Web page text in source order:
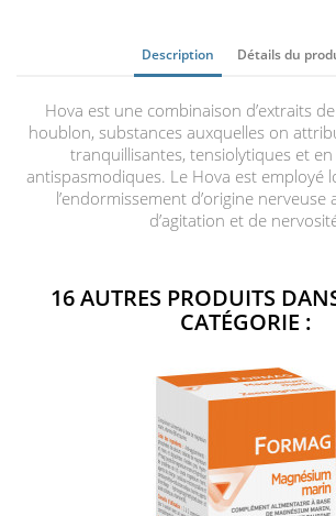
Description Détails du
Hova est une combinaison d’extraits
houblon, substances auxquelles on
tranquillisantes, tensiolytiques et
antispasmodiques. Le Hova est employé
l’endormissement d’origine nerveuse
d’agitation et de
16 AUTRES PRODUITS
CATÉGORIE :